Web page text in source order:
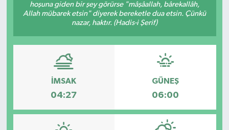
hoşuna giden bir şey görürse "mâşâallah, bârekallâh,
Allah mübarek etsin" diyerek bereketle dua etsin. Çünkü
nazar, haktır. (Hadis-i Şerif)
İMSAK
04:27
GÜNEŞ
06:00